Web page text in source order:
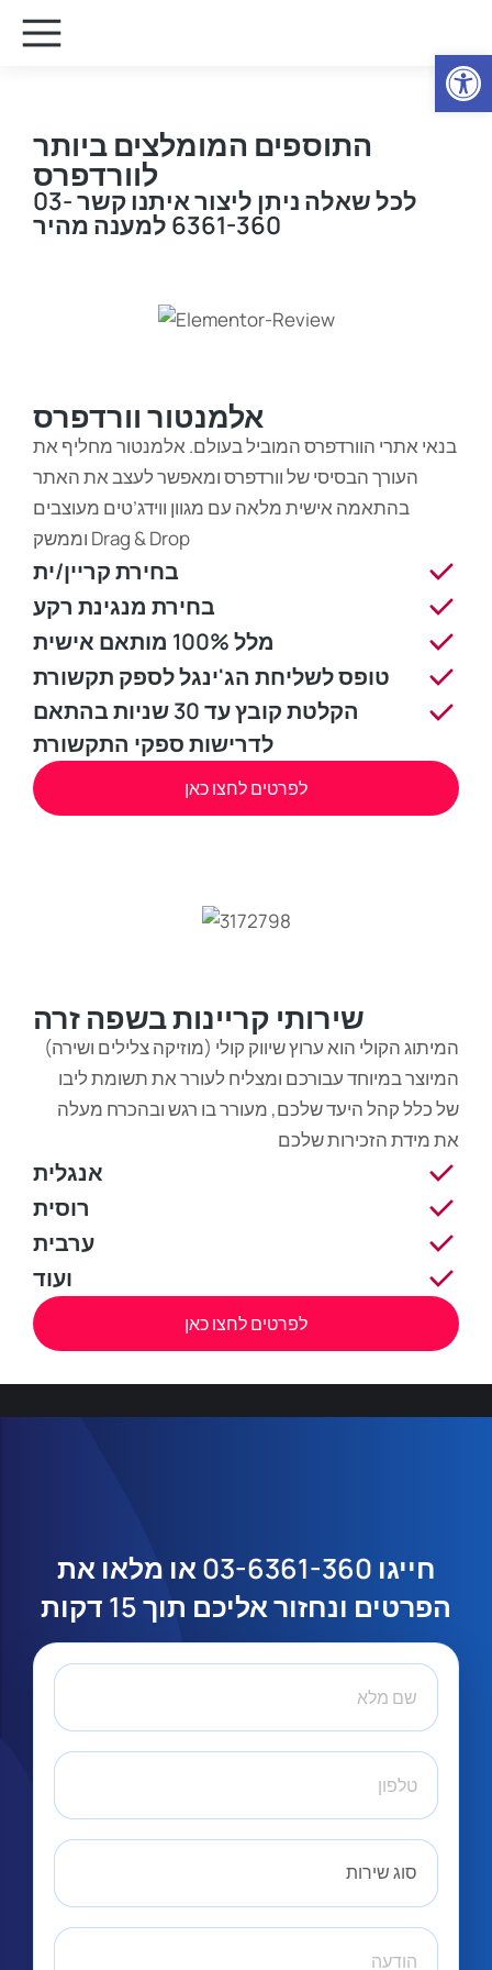
התוספים המומלצים ביותר
לוורדפרס
לכל שאלה ניתן ליצור איתנו קשר 03-
6361-360 למענה מהיר
אלמנטור וורדפרס
בנאי אתרי הוורדפרס המוביל בעולם. אלמנטור מחליף את
העורך הבסיסי של וורדפרס ומאפשר לעצב את האתר
בהתאמה אישית מלאה עם מגוון ווידג’טים מעוצבים
וממשק Drag & Drop
בחירת קריין/ית
בחירת מנגינת רקע
מלל 100% מותאם אישית
טופס לשליחת הג'ינגל לספק תקשורת
הקלטת קובץ עד 30 שניות בהתאם
לדרישות ספקי התקשורת
לפרטים לחצו כאן
שירותי קריינות בשפה זרה
המיתוג הקולי הוא ערוץ שיווק קולי (מוזיקה צלילים ושירה)
המיוצר במיוחד עבורכם ומצליח לעורר את תשומת ליבו
של כלל קהל היעד שלכם, מעורר בו רגש ובהכרח מעלה
את מידת הזכירות שלכם
אנגלית
רוסית
ערבית
ועוד
לפרטים לחצו כאן
חייגו
או מלאו את
הפרטים ונחזור אליכם תוך 15 דקות